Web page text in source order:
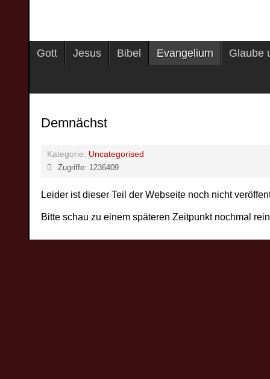
Gott Jesus Bibel Evangelium Glaube
Demnächst
Kategorie: Uncategorised
Zugriffe: 1236409
Leider ist dieser Teil der Webseite noch nicht
Bitte schau zu einem späteren Zeitpunkt nochmal